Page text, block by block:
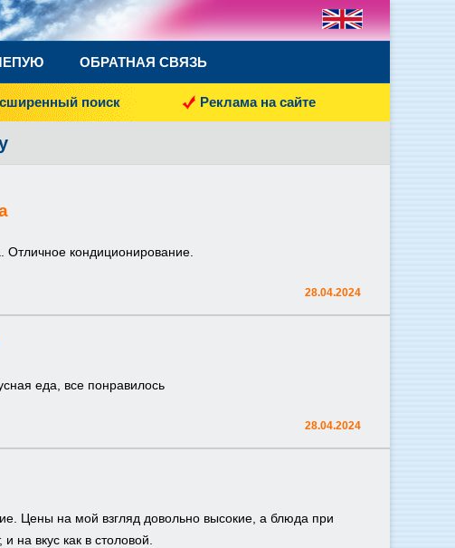
ОБРАТНАЯ СВЯЗЬ
поиск Реклама на сайте
Отличное кондиционирование.
28.04.2024
еда, все понравилось
28.04.2024
Цены на мой взгляд довольно высокие, а блюда при
на вкус как в столовой.